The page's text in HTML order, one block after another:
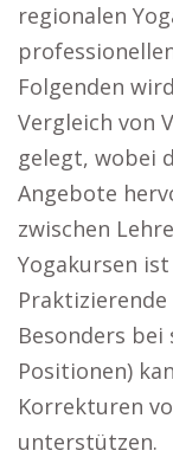
regionalen
Folgenden
Vergleich von
gelegt, wobei
Angebote
zwischen
Yogakursen
Besonders bei
Positionen)
Korrekturen
unterstützen.